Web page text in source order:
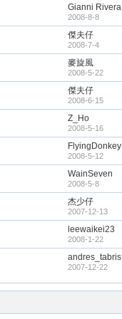
Gianni Rivera
2008-8-8
傑夫仔
2008-7-4
麥旋風
2008-5-22
傑夫仔
2008-6-15
Z_Ho
2008-5-16
FlyingDonkey
2008-5-12
WainSeven
2008-5-8
杰少仔
2007-12-13
leewaikei23
2008-1-22
andres_tabris
2007-12-22